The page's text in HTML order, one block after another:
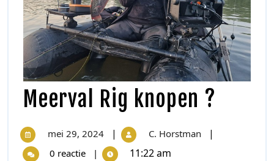
Meerval Rig knopen ?
mei 29, 2024 | C. Horstman |
0 reactie | 11:22 am